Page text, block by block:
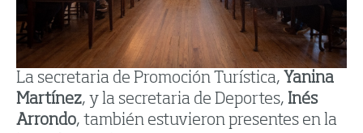
La secretaria de Promoción Turística, Yanina
Martínez, y la secretaria de Deportes, Inés
Arrondo, también estuvieron presentes en la